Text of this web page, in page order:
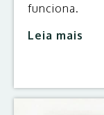
funciona.
Leia mais